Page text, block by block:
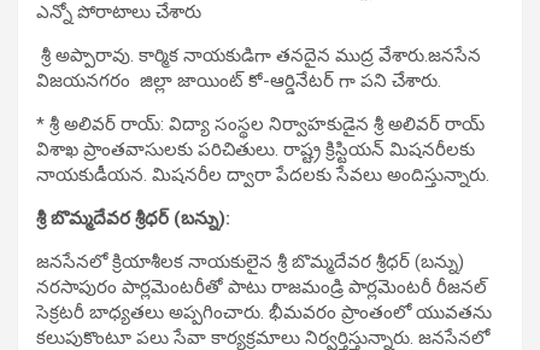
ఎన్నో పోరాటాలు చేశారు
శ్రీ అప్పారావు. కార్మిక నాయకుడిగా తనదైన ముద్ర వేశారు.జనసేన
విజయనగరం జిల్లా జాయింట్ కో-ఆర్డినేటర్ గా పని చేశారు.
* శ్రీ అలివర్ రాయ్: విద్యా సంస్థల నిర్వాహకుడైన శ్రీ అలివర్ రాయ్
విశాఖ ప్రాంతవాసులకు పరిచితులు. రాష్ట్ర క్రిస్టియన్ మిషనరీలకు
నాయకుడీయన. మిషనరీల ద్వారా పేదలకు సేవలు అందిస్తున్నారు.
శ్రీ బొమ్మదేవర శ్రీధర్ (బన్ను):
జనసేనలో క్రియాశీలక నాయకులైన శ్రీ బొమ్మదేవర శ్రీధర్ (బన్ను)
నరసాపురం పార్లమెంటరీతో పాటు రాజమండ్రి పార్లమెంటరీ రీజనల్
సెక్రటరీ బాధ్యతలు అప్పగించారు. భీమవరం ప్రాంతంలో యువతను
కలుపుకొంటూ పలు సేవా కార్యక్రమాలు నిర్వర్తిస్తున్నారు. జనసేనలో